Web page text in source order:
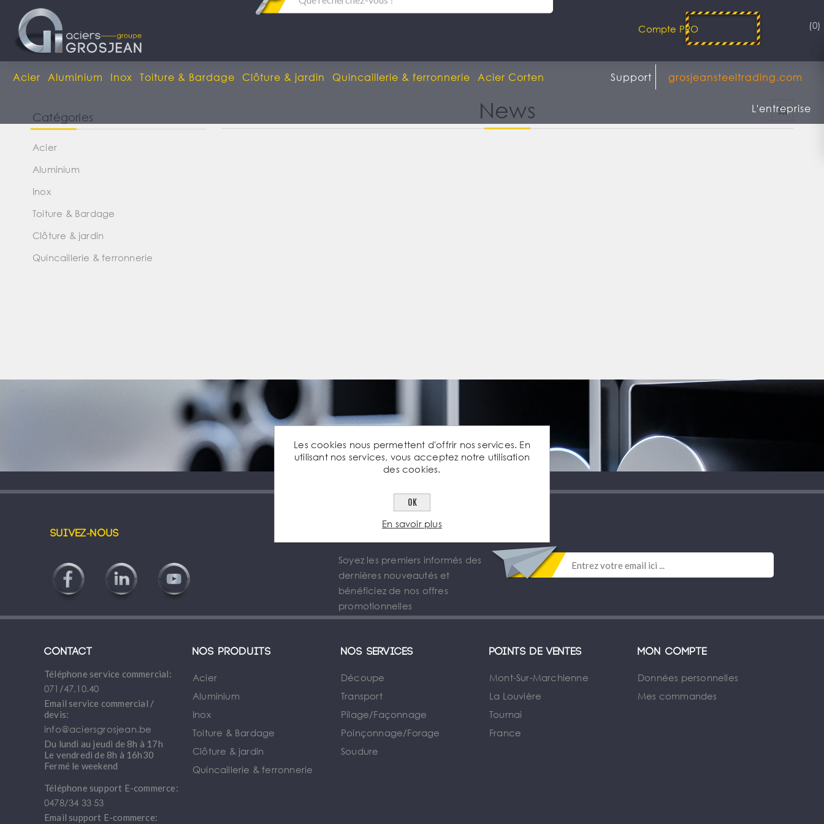
Compte PRO (0)
Acier Aluminium Inox Toiture & Bardage Clôture & jardin Quincaillerie & ferronnerie Acier Corten grosjeansteeltrading.com
Support
L'entreprise
News
Catégories
Acier
Aluminium
Inox
Toiture & Bardage
Clôture & jardin
Quincaillerie & ferronnerie
Suivez-nous Newsletter
Soyez les premiers informés des
dernières nouveautés et
bénéficiez de nos offres
promotionnelles
Contact
Téléphone service commercial:
071/47.10.40
Email service commercial /
devis:
info@aciersgrosjean.be
Du lundi au jeudi de 8h à 17h
Le vendredi de 8h à 16h30
Fermé le weekend
Téléphone support E-commerce:
0478/34 33 53
Email support E-commerce:
Nos produits
Acier
Aluminium
Inox
Toiture & Bardage
Clôture & jardin
Quincaillerie & ferronnerie
Nos services
Découpe
Transport
Pilage/Façonnage
Poinçonnage/Forage
Soudure
Points de ventes
Mont-Sur-Marchienne
La Louvière
Tournai
France
Mon compte
Données personnelles
Mes commandes
Les cookies nous permettent d'offrir nos services. En
utilisant nos services, vous acceptez notre utilisation
des cookies.
OK
En savoir plus